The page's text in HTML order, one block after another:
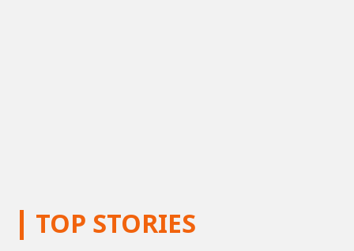
TOP STORIES